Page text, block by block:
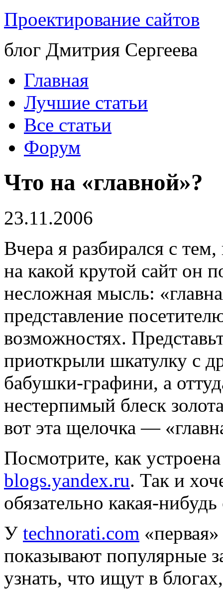
Проектирование сайтов
блог Дмитрия Сергеева
Главная
Лучшие статьи
Все статьи
Форум
Что на «главной»?
23.11.2006
Вчера я разбирался с
на какой крутой сайт он
несложная мысль:
представление
возможностях.
приоткрыли шкатулку с
бабушки-графини, а
нестерпимый блеск
вот эта щелочка —
Посмотрите, как
blogs.yandex.ru. Так и
обязательно какая-
У technorati.com
показывают популярные
узнать, что ищут в